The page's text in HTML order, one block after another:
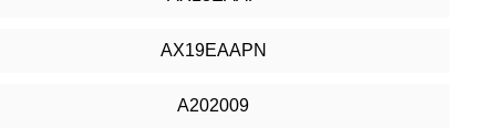
AX19EAAPN
A202009